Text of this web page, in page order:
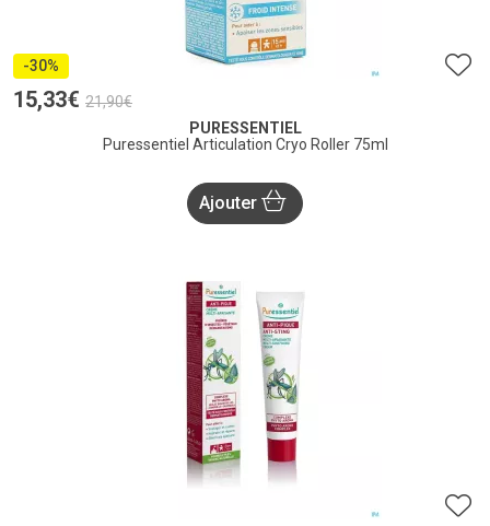
-30%
15,33€ 21,90€
PURESSENTIEL
Puressentiel Articulation Cryo Roller 75ml
Ajouter